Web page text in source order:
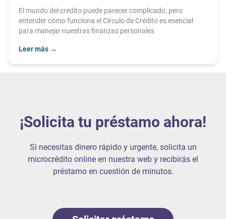
El mundo del crédito puede parecer complicado, pero
entender cómo funciona el Círculo de Crédito es esencial
para manejar nuestras finanzas personales
Leer más →
¡Solicita tu préstamo ahora!
Si necesitas dinero rápido y urgente, solicita un
microcrédito online en nuestra web y recibirás el
préstamo en cuestión de minutos.